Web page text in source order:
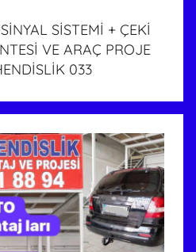
SİSTEMİ + ÇEKİ
VE ARAÇ PROJE
033